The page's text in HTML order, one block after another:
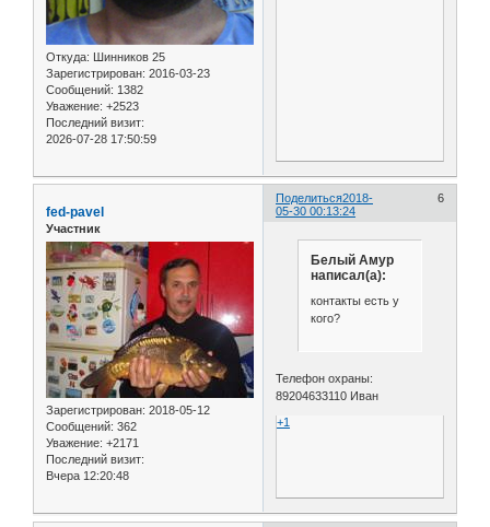
Откуда: Шинников 25
Зарегистрирован: 2016-03-23
Сообщений: 1382
Уважение: +2523
Последний визит:
2026-07-28 17:50:59
Поделиться 6
2018-
05-30 00:13:24
fed-pavel
Участник
Зарегистрирован: 2018-05-12
Сообщений: 362
Уважение: +2171
Последний визит:
Вчера 12:20:48
Белый Амур
написал(а):
контакты есть у
кого?
Телефон охраны:
89204633110 Иван
+1